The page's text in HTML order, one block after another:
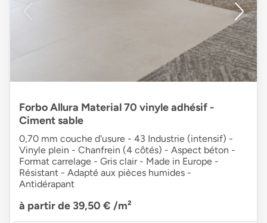
Forbo Allura Material 70 vinyle adhésif -
Ciment sable
0,70 mm couche d'usure - 43 Industrie (intensif) -
Vinyle plein - Chanfrein (4 côtés) - Aspect béton -
Format carrelage - Gris clair - Made in Europe -
Résistant - Adapté aux pièces humides -
Antidérapant
à partir de 39,50 € /m²